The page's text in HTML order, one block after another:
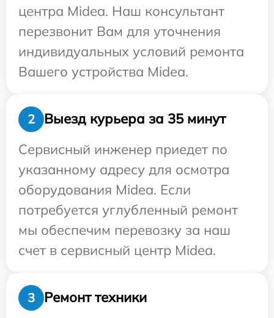
центра Midea. Наш консультант
перезвонит Вам для уточнения
индивидуальных условий ремонта
Вашего устройства Midea.
2
Выезд курьера за 35 минут
Сервисный инженер приедет по
указанному адресу для осмотра
оборудования Midea. Если
потребуется углубленный ремонт
мы обеспечим перевозку за наш
счет в сервисный центр Midea.
3 Ремонт техники